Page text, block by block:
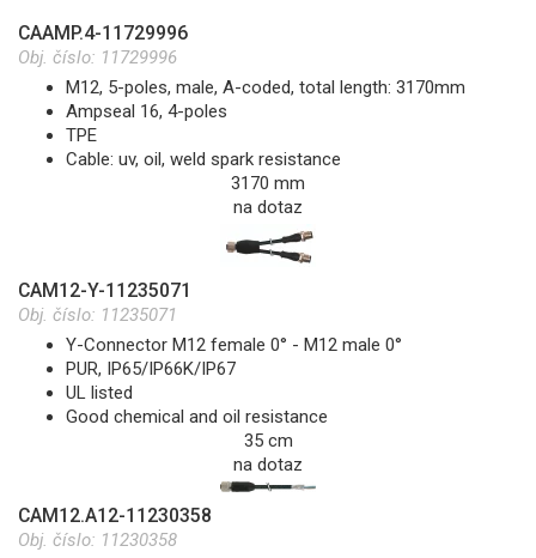
CAAMP.4-11729996
Obj. číslo: 11729996
M12, 5-poles, male, A-coded, total length: 3170mm
Ampseal 16, 4-poles
TPE
Cable: uv, oil, weld spark resistance
3170 mm
na dotaz
CAM12-Y-11235071
Obj. číslo: 11235071
Y-Connector M12 female 0° - M12 male 0°
PUR, IP65/IP66K/IP67
UL listed
Good chemical and oil resistance
35 cm
na dotaz
CAM12.A12-11230358
Obj. číslo: 11230358